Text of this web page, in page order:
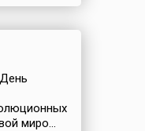
миро...